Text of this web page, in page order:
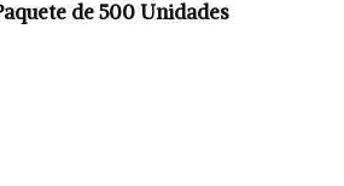
de 500 Unidades